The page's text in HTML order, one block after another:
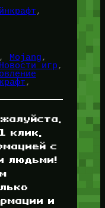
, Mojang
Новости игр
клик,
с
людьми!
и